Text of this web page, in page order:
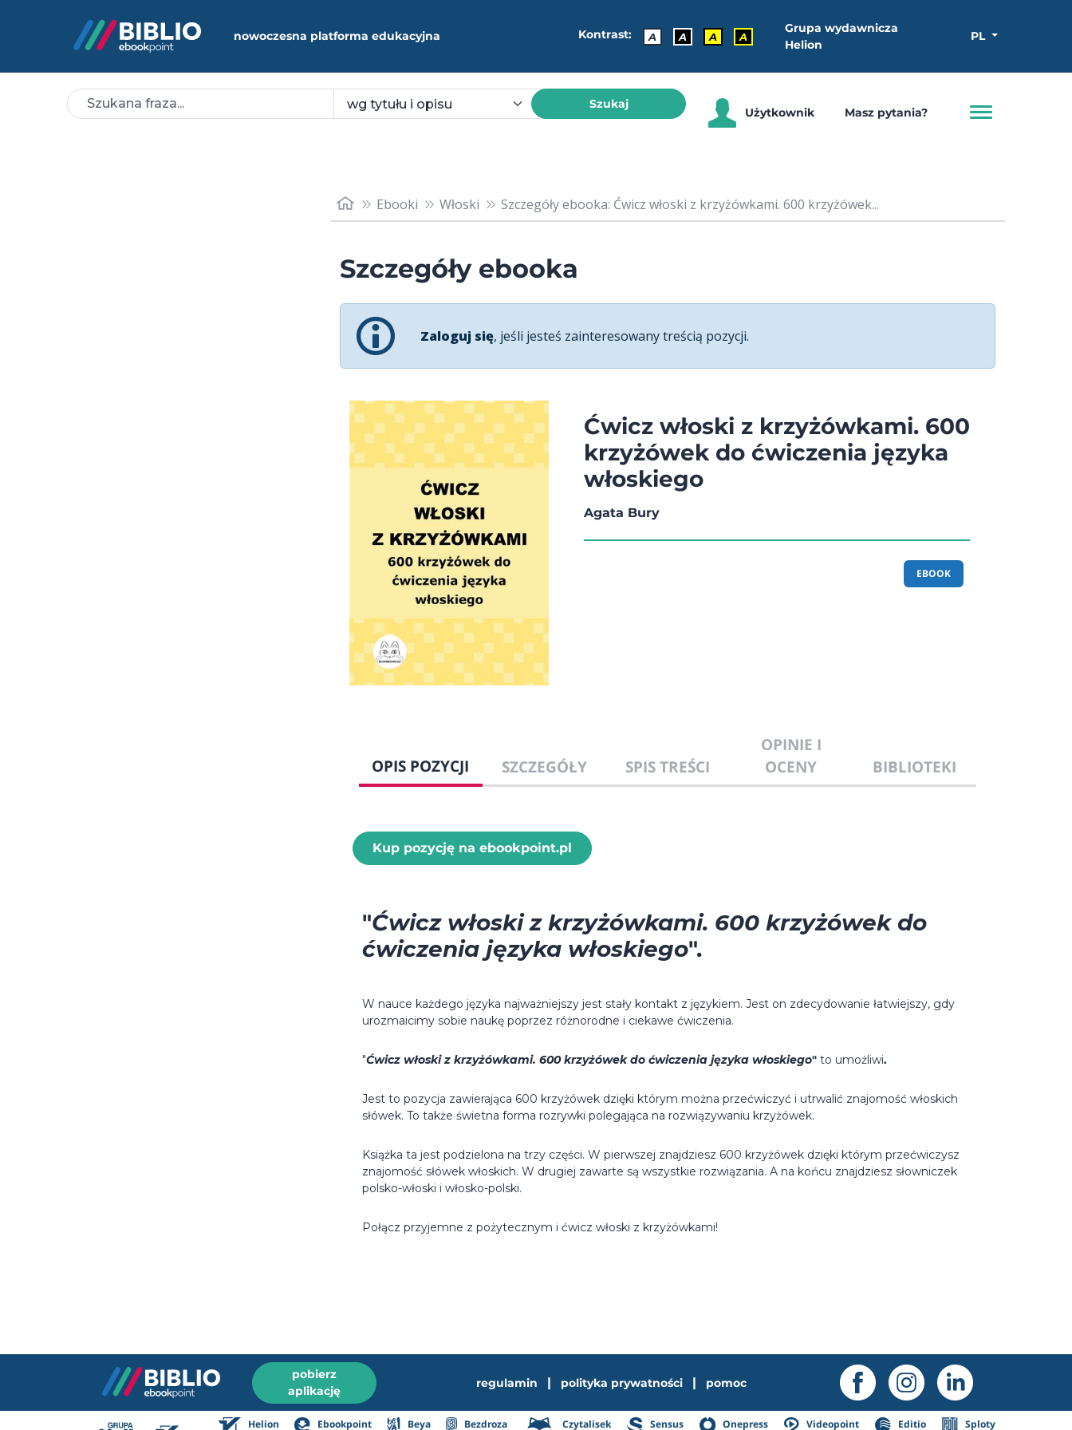
nowoczesna platforma edukacyjna Kontrast: A A A A
Grupa wydawnicza
Helion
PL
Szukaj
Użytkownik Masz pytania?
Ebooki Włoski Szczegóły ebooka: Ćwicz włoski z krzyżówkami. 600 krzyżówek...
Szczegóły ebooka
Zaloguj się, jeśli jesteś zainteresowany treścią pozycji.
Ćwicz włoski z krzyżówkami. 600
krzyżówek do ćwiczenia języka
włoskiego
Agata Bury
EBOOK
OPIS POZYCJI SZCZEGÓŁY SPIS TREŚCI
OPINIE I
OCENY
BIBLIOTEKI
Kup pozycję na ebookpoint.pl
"Ćwicz włoski z krzyżówkami. 600 krzyżówek do
ćwiczenia języka włoskiego".
W nauce każdego języka najważniejszy jest stały kontakt z językiem. Jest on zdecydowanie łatwiejszy, gdy
urozmaicimy sobie naukę poprzez różnorodne i ciekawe ćwiczenia.
"Ćwicz włoski z krzyżówkami. 600 krzyżówek do ćwiczenia języka włoskiego" to umożliwi.
Jest to pozycja zawierająca 600 krzyżówek dzięki którym można przećwiczyć i utrwalić znajomość włoskich
słówek. To także świetna forma rozrywki polegająca na rozwiązywaniu krzyżówek.
Książka ta jest podzielona na trzy części. W pierwszej znajdziesz 600 krzyżówek dzięki którym przećwiczysz
znajomość słówek włoskich. W drugiej zawarte są wszystkie rozwiązania. A na końcu znajdziesz słowniczek
polsko-włoski i włosko-polski.
Połącz przyjemne z pożytecznym i ćwicz włoski z krzyżówkami!
pobierz
aplikację
regulamin | polityka prywatności | pomoc
Helion Ebookpoint Beya Bezdroza Czytalisek Sensus Onepress Videopoint Editio Sploty